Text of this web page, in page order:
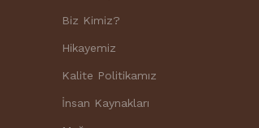
Biz Kimiz?
Hikayemiz
Kalite Politikamız
İnsan Kaynakları